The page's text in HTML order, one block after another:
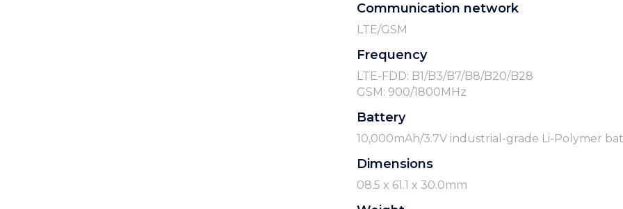
Communication network
LTE/GSM
Frequency
LTE-FDD: B1/B3/B7/B8/B20/B28
GSM: 900/1800MHz
Battery
10,000mAh/3.7V industrial-grade Li-Polymer
Dimensions
08.5 x 61.1 x 30.0mm